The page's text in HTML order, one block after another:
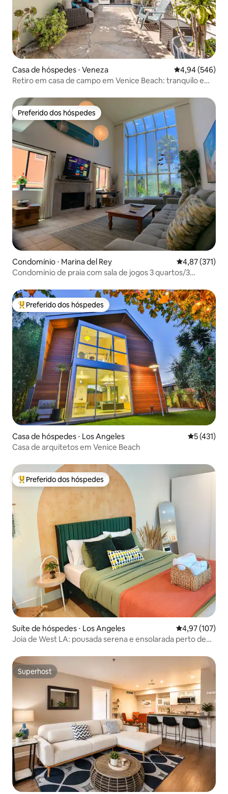
Casa de hóspedes ⋅ Veneza 4,94 de uma
4,94 (546)
Retiro em casa de campo em Venice Beach: tranquilo e
Preferido dos hóspedes
Preferido dos hóspedes
Condomínio ⋅ Marina del Rey 4,87 de uma
4,87 (371)
Condomínio de praia com sala de jogos 3 quartos/3
Entre os melhores preferidos dos hóspedes
Preferido dos hóspedes
Casa de hóspedes ⋅ Los Angeles 5 de uma
5 (431)
Casa de arquitetos em Venice Beach
Entre os melhores preferidos dos hóspedes
Preferido dos hóspedes
Suíte de hóspedes ⋅ Los Angeles 4,97 de uma
4,97 (107)
Joia de West LA: pousada serena e ensolarada perto de
Superhost
Superhost